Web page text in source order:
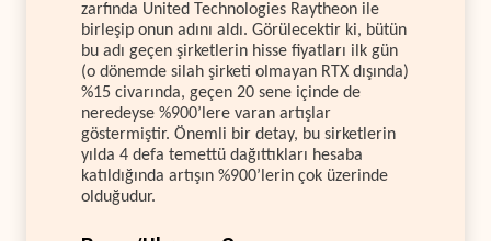
zarfında United Technologies Raytheon ile
birleşip onun adını aldı. Görülecektir ki, bütün
bu adı geçen şirketlerin hisse fiyatları ilk gün
(o dönemde silah şirketi olmayan RTX dışında)
%15 civarında, geçen 20 sene içinde de
neredeyse %900’lere varan artışlar
göstermiştir. Önemli bir detay, bu sirketlerin
yılda 4 defa temettü dağıttıkları hesaba
katıldığında artışın %900’lerin çok üzerinde
olduğudur.